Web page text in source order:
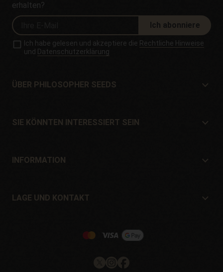
erhalten?
Ich abonniere
Ich habe gelesen und akzeptiere die Rechtliche Hinweise
und Datenschutzerklärung
ÜBER PHILOSOPHER SEEDS
Lage und Kontakt
SIE KÖNNTEN INTERESSIERT SEIN
Angebote
INFORMATION
Garantien und Rücksendungen
LAGE UND KONTAKT
Pol. Industrial Pont del Príncep
Email: info@philosopherseeds.com